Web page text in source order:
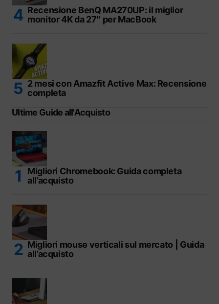
Recensione BenQ MA270UP: il miglior
monitor 4K da 27″ per MacBook
2 mesi con Amazfit Active Max: Recensione
completa
Ultime Guide all'Acquisto
Migliori Chromebook: Guida completa
all’acquisto
Migliori mouse verticali sul mercato | Guida
all’acquisto